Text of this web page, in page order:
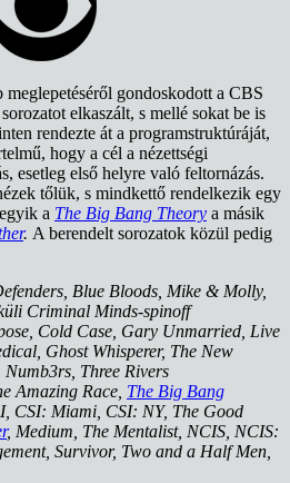
gondoskodott a CBS
elkaszált, s mellé sokat be is
rendezte át a programstruktúráját,
hogy a cél a nézettségi
esetleg első helyre való feltornázás.
tőlük, s mindkettő rendelkezik egy
a The Big Bang Theory a másik
. A berendelt sorozatok közül pedig
Blue Bloods, Mike & Molly,
Criminal Minds-spinoff
Cold Case, Gary Unmarried, Live
Ghost Whisperer, The New
Three Rivers
Amazing Race, The Big Bang
CSI: Miami, CSI: NY, The Good
, Medium, The Mentalist, NCIS, NCIS:
Survivor, Two and a Half Men,